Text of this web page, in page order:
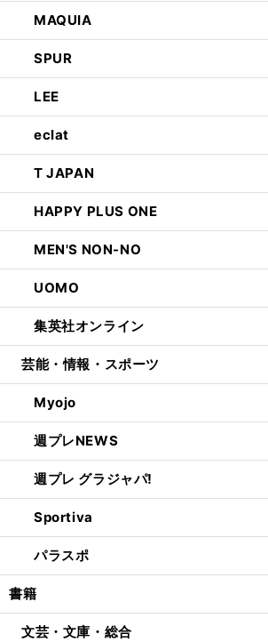
MAQUIA
SPUR
LEE
eclat
T JAPAN
HAPPY PLUS ONE
MEN'S NON-NO
UOMO
集英社オンライン
芸能・情報・スポーツ
Myojo
週プレNEWS
週プレ グラジャパ!
Sportiva
パラスポ
書籍
文芸・文庫・総合